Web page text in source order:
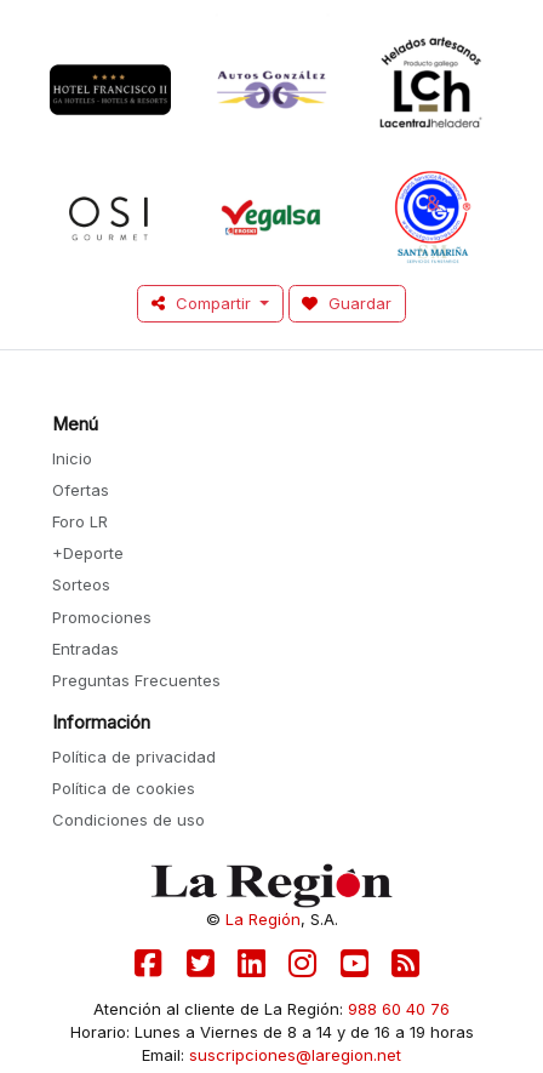
Compartir Guardar
Menú
Inicio
Ofertas
Foro LR
+Deporte
Sorteos
Promociones
Entradas
Preguntas Frecuentes
Información
Política de privacidad
Política de cookies
Condiciones de uso
© La Región, S.A.
Atención al cliente de La Región: 988 60 40 76
Horario: Lunes a Viernes de 8 a 14 y de 16 a 19 horas
Email: suscripciones@laregion.net